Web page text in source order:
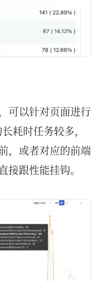
可以针对页面进行
耗时任务较多，
，或者对应的前端
跟性能挂钩。